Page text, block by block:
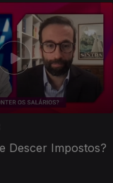
Descer Impostos?